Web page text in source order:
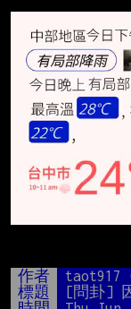
作者 taot917
標題
[問卦]